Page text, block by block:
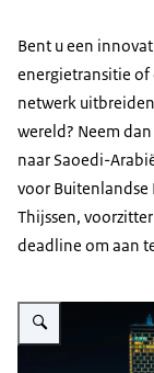
Bent u een
energietransitie of
netwerk
wereld? Neem
naar Saoedi-
voor
Thijssen,
deadline om aan
Vergroot afbeelding